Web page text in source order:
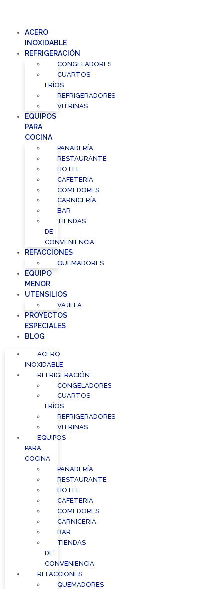
ACERO
INOXIDABLE
REFRIGERACIÓN
CONGELADORES
CUARTOS
FRÍOS
REFRIGERADORES
VITRINAS
EQUIPOS
PARA
COCINA
PANADERÍA
RESTAURANTE
HOTEL
CAFETERÍA
COMEDORES
CARNICERÍA
BAR
TIENDAS
DE
CONVENIENCIA
REFACCIONES
QUEMADORES
EQUIPO
MENOR
UTENSILIOS
VAJILLA
PROYECTOS
ESPECIALES
BLOG
ACERO
INOXIDABLE
REFRIGERACIÓN
CONGELADORES
CUARTOS
FRÍOS
REFRIGERADORES
VITRINAS
EQUIPOS
PARA
COCINA
PANADERÍA
RESTAURANTE
HOTEL
CAFETERÍA
COMEDORES
CARNICERÍA
BAR
TIENDAS
DE
CONVENIENCIA
REFACCIONES
QUEMADORES